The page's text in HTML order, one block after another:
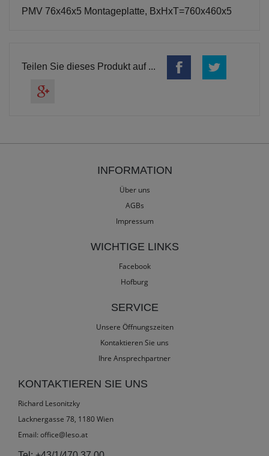
PMV 76x46x5 Montageplatte, BxHxT=760x460x5
Teilen Sie dieses Produkt auf ...
INFORMATION
Über uns
AGBs
Impressum
WICHTIGE LINKS
Facebook
Hofburg
SERVICE
Unsere Öffnungszeiten
Kontaktieren Sie uns
Ihre Ansprechpartner
KONTAKTIEREN SIE UNS
Richard Lesonitzky
Lacknergasse 78, 1180 Wien
Email: office@leso.at